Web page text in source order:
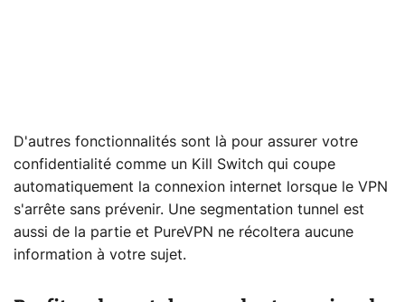
D'autres fonctionnalités sont là pour assurer votre
confidentialité comme un Kill Switch qui coupe
automatiquement la connexion internet lorsque le VPN
s'arrête sans prévenir. Une segmentation tunnel est
aussi de la partie et PureVPN ne récoltera aucune
information à votre sujet.